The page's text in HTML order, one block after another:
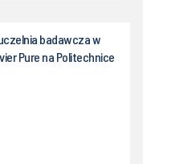
badawcza w
Pure na Politechnice